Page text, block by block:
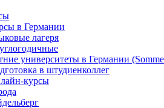
в Германии
лагеря
университеты в Германии
в штудиенколлег
курсы